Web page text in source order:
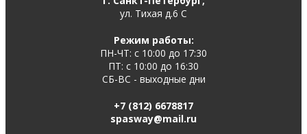
ул. Тихая д.6 С
Режим работы:
ПН-ЧТ: с 10:00 до 17:30
ПТ: с 10:00 до 16:30
СБ-ВС - выходные дни
+7 (812) 6678817
spasway@mail.ru